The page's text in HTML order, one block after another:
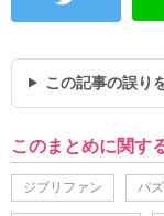
この記事の誤り
このまとめに関す
ジブリファン パ